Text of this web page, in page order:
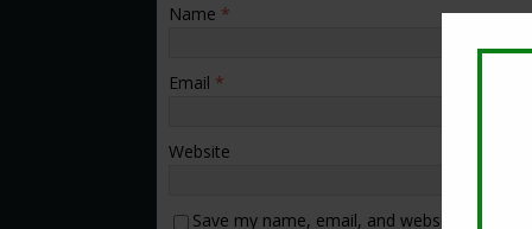
Name *
Email *
Website
Save my name, email, and website in this